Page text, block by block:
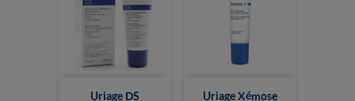
Uriage DS
Uriage Xémose